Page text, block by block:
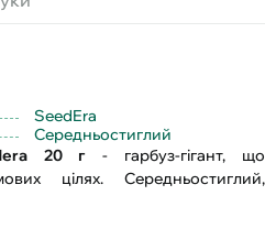
SeedEra
Середньостиглий
20 г - гарбуз-гігант, що
цілях. Середньостиглий,